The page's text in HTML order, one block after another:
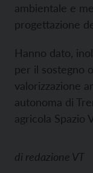
ambientale e
progettazione
Hanno dato,
per il sostegno
valorizzazione
autonoma di
agricola Spazio
di redazione VT